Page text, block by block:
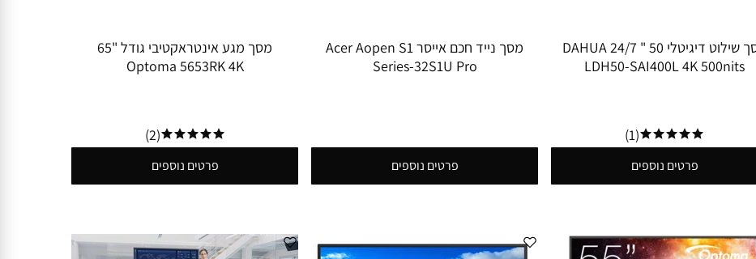
מסך שילוט דיגיטלי 50 " 24/7 DAHUA
LDH50-SAI400L 4K 500nits
(1)
פרטים נוספים
מסך נייד חכם אייסר Acer Aopen S1
Series-32S1U Pro
פרטים נוספים
מסך מגע אינטראקטיבי גודל "65
Optoma 5653RK 4K
(2)
פרטים נוספים